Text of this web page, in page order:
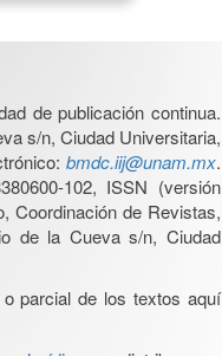
de publicación continua.
s/n, Ciudad Universitaria,
bmdc.iij@unam.mx.
102, ISSN (versión
Coordinación de Revistas,
de la Cueva s/n, Ciudad
parcial de los textos aquí